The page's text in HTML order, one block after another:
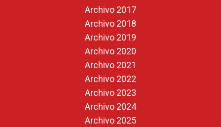
Archivo 2017
Archivo 2018
Archivo 2019
Archivo 2020
Archivo 2021
Archivo 2022
Archivo 2023
Archivo 2024
Archivo 2025